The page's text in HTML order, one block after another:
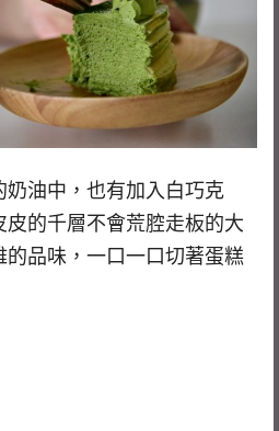
奶油中，也有加入白巧克
的千層不會荒腔走板的大
的品味，一口一口切著蛋糕